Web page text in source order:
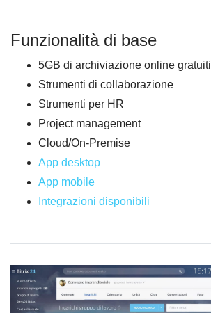
Funzionalità di base
5GB di archiviazione online gratuiti
Strumenti di collaborazione
Strumenti per HR
Project management
Cloud/On-Premise
App desktop
App mobile
Integrazioni disponibili